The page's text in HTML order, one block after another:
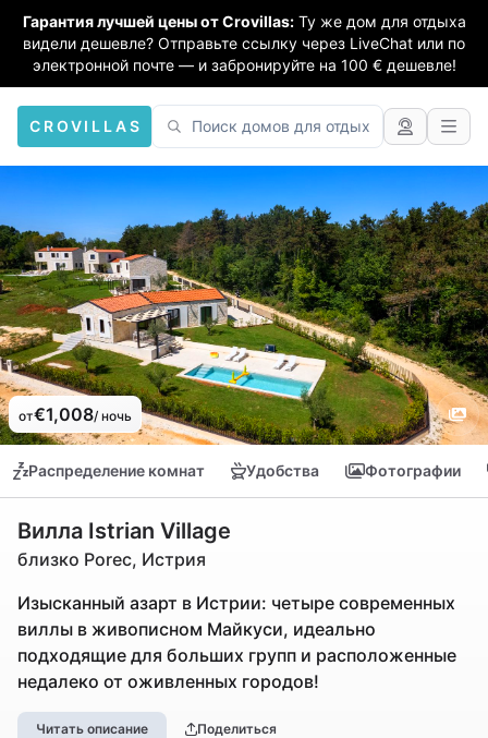
Гарантия лучшей цены от Crovillas: Ту же дом для отдыха
видели дешевле? Отправьте ссылку через LiveChat или по
электронной почте — и забронируйте на 100 € дешевле!
CROVILLAS
от€1,008/ ночь
Распределение комнат Удобства Фотографии
Вилла Istrian Village
близко Porec, Истрия
Изысканный азарт в Истрии: четыре современных
виллы в живописном Майкуси, идеально
подходящие для больших групп и расположенные
недалеко от оживленных городов!
Читать описание Поделиться